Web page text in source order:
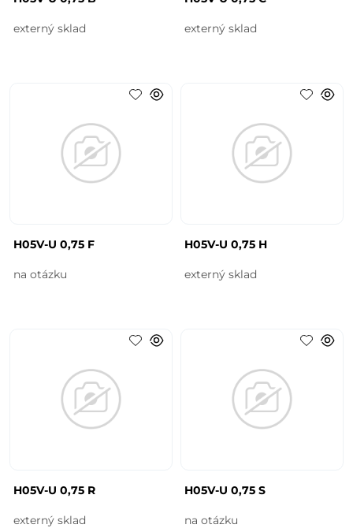
externý sklad externý sklad
H05V-U 0,75 F
na otázku
H05V-U 0,75 H
externý sklad
H05V-U 0,75 R
externý sklad
H05V-U 0,75 S
na otázku